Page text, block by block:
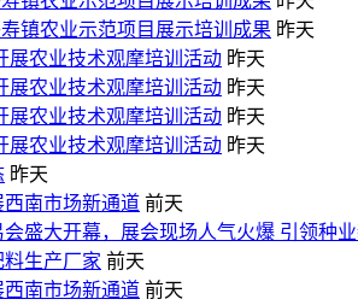
镇农业示范项目展示培训成果 昨天
展农业技术观摩培训活动 昨天
展农业技术观摩培训活动 昨天
展农业技术观摩培训活动 昨天
展农业技术观摩培训活动 昨天
昨天
南市场新通道 前天
盛大开幕，展会现场人气火爆 引领种
生产厂家 前天
南市场新通道 前天